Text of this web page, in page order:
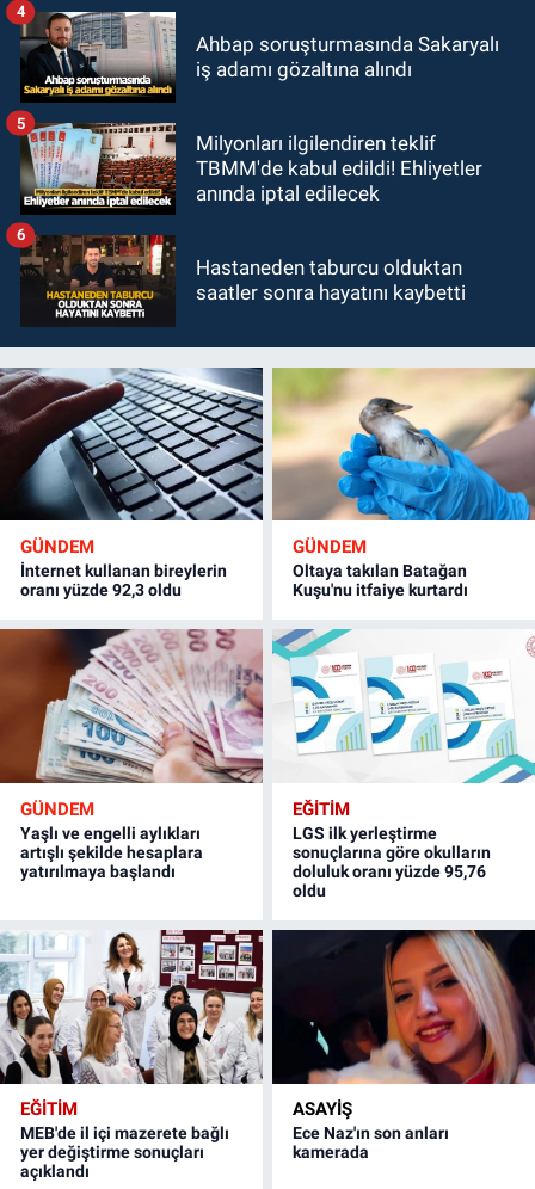
Ahbap soruşturmasında Sakaryalı
iş adamı gözaltına alındı
4
Milyonları ilgilendiren teklif
TBMM'de kabul edildi! Ehliyetler
anında iptal edilecek
5
Hastaneden taburcu olduktan
saatler sonra hayatını kaybetti
6
GÜNDEM
İnternet kullanan bireylerin
oranı yüzde 92,3 oldu
GÜNDEM
Oltaya takılan Batağan
Kuşu'nu itfaiye kurtardı
GÜNDEM
Yaşlı ve engelli aylıkları
artışlı şekilde hesaplara
yatırılmaya başlandı
EĞİTİM
LGS ilk yerleştirme
sonuçlarına göre okulların
doluluk oranı yüzde 95,76
oldu
EĞİTİM
MEB'de il içi mazerete bağlı
yer değiştirme sonuçları
açıklandı
ASAYİŞ
Ece Naz'ın son anları
kamerada